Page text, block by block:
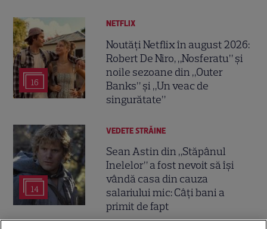
16
NETFLIX
Noutăți Netflix în august 2026:
Robert De Niro, „Nosferatu” și
noile sezoane din „Outer
Banks” și „Un veac de
singurătate”
14
VEDETE STRĂINE
Sean Astin din „Stăpânul
Inelelor” a fost nevoit să își
vândă casa din cauza
salariului mic: Câți bani a
primit de fapt